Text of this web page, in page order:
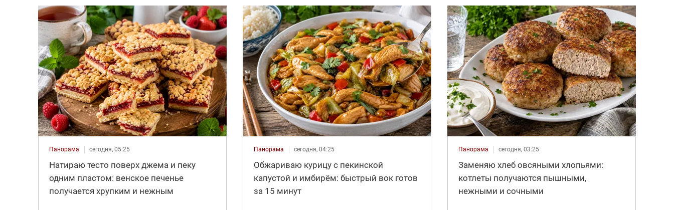
Панорама сегодня, 05:25
Натираю тесто поверх джема и пеку
одним пластом: венское печенье
получается хрупким и нежным
Панорама сегодня, 04:25
Обжариваю курицу с пекинской
капустой и имбирём: быстрый вок готов
за 15 минут
Панорама сегодня, 03:25
Заменяю хлеб овсяными хлопьями:
котлеты получаются пышными,
нежными и сочными